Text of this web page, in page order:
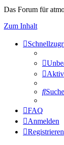
Das Forum für
Zum Inhalt
Suche
FAQ
Anmelden
Registrieren